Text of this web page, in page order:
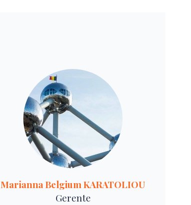
Marianna Belgium KARATOLIOU
Gerente